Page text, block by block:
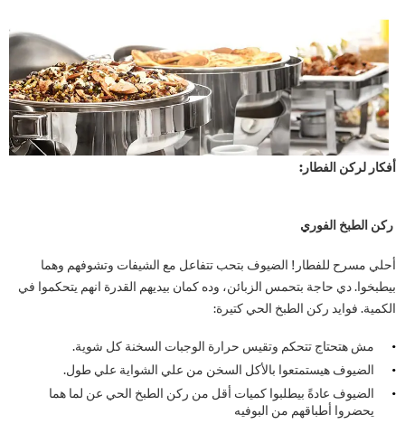
أفكار لركن الفطار:
ركن الطبخ الفوري
أحلي مسرح للفطار! الضيوف بتحب تتفاعل مع الشيفات وتشوفهم وهما
بيطبخوا. دي حاجة بتحمس الزبائن، وده كمان بيديهم القدرة انهم يتحكموا في
الكمية. فوايد ركن الطبخ الحي كتيرة:
مش هتحتاج تتحكم وتقيس حرارة الوجبات السخنة كل شوية.
الضيوف هيستمتعوا بالأكل السخن من علي الشواية علي طول.
الضيوف عادةً بيطلبوا كميات أقل من ركن الطبخ الحي عن لما هما
يحضروا أطباقهم من البوفيه